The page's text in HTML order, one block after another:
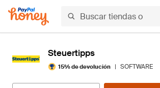
Steuertipps
15% de devolución | SOFTWARE